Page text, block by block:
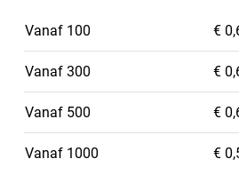
Vanaf 100 €
Vanaf 300 €
Vanaf 500 €
Vanaf 1000 €